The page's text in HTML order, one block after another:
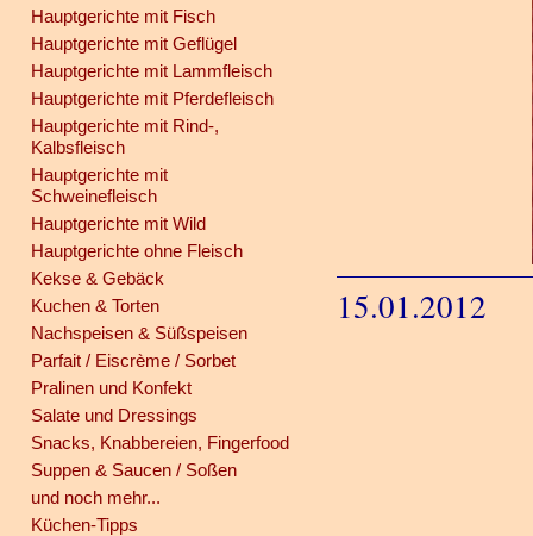
Hauptgerichte mit Fisch
Hauptgerichte mit Geflügel
Hauptgerichte mit Lammfleisch
Hauptgerichte mit Pferdefleisch
Hauptgerichte mit Rind-,
Kalbsfleisch
Hauptgerichte mit
Schweinefleisch
Hauptgerichte mit Wild
Hauptgerichte ohne Fleisch
Kekse & Gebäck
Kuchen & Torten
Nachspeisen & Süßspeisen
Parfait / Eiscrème / Sorbet
Pralinen und Konfekt
Salate und Dressings
Snacks, Knabbereien, Fingerfood
Suppen & Saucen / Soßen
und noch mehr...
Küchen-Tipps
15.01.2012